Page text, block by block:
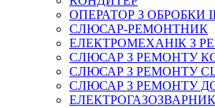
ОПЕРАТОР З ОБРОБКИ
СЛЮСАР-РЕМОНТНИК
ЕЛЕКТРОМЕХАНІК З
СЛЮСАР З РЕМОНТУ
СЛЮСАР З РЕМОНТУ
СЛЮСАР З РЕМОНТУ
ЕЛЕКТРОГАЗОЗВАРНИК